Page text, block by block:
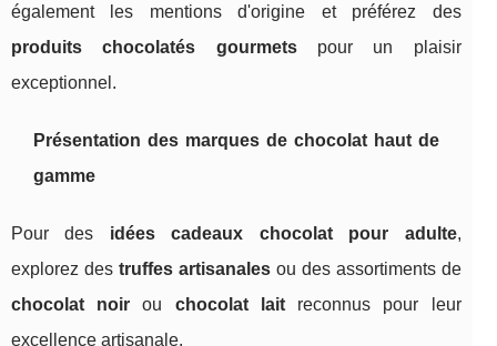
également les mentions d'origine et préférez des
produits chocolatés gourmetspour un plaisir
exceptionnel.
Présentation des marques de chocolat haut de
gamme
Pour des idées cadeaux chocolat pour adulte,
explorez des truffes artisanalesou des assortiments de
chocolat noir ou chocolat laitreconnus pour leur
excellence artisanale.